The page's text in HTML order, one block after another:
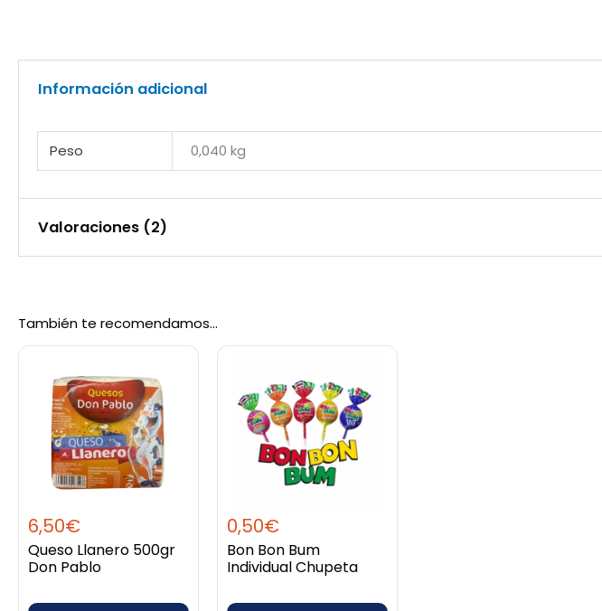
Información adicional
Peso 0,040 kg
Valoraciones (2)
Es el mejor para mí, entre el resto de las marcas.
Valorado
con5de 5
Celeste Gabriela G. 01/02/2026
Añade una valoración
Debes accederpara publicar una valoración.
También te recomendamos…
6,50€
Queso Llanero 500gr
Don Pablo
0,50€
Bon Bon Bum
Individual Chupeta